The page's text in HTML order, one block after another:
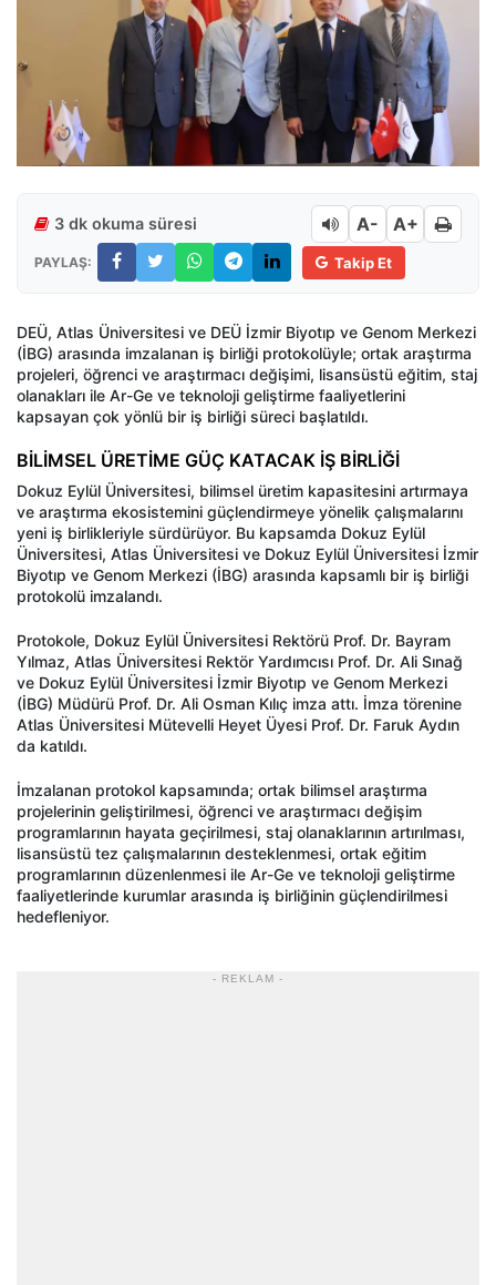
3 dk okuma süresi A- A+
PAYLAŞ: Takip Et
DEÜ, Atlas Üniversitesi ve DEÜ İzmir Biyotıp ve Genom Merkezi
(İBG) arasında imzalanan iş birliği protokolüyle; ortak araştırma
projeleri, öğrenci ve araştırmacı değişimi, lisansüstü eğitim, staj
olanakları ile Ar-Ge ve teknoloji geliştirme faaliyetlerini
kapsayan çok yönlü bir iş birliği süreci başlatıldı.
BİLİMSEL ÜRETİME GÜÇ KATACAK İŞ BİRLİĞİ
Dokuz Eylül Üniversitesi, bilimsel üretim kapasitesini artırmaya
ve araştırma ekosistemini güçlendirmeye yönelik çalışmalarını
yeni iş birlikleriyle sürdürüyor. Bu kapsamda Dokuz Eylül
Üniversitesi, Atlas Üniversitesi ve Dokuz Eylül Üniversitesi İzmir
Biyotıp ve Genom Merkezi (İBG) arasında kapsamlı bir iş birliği
protokolü imzalandı.
Protokole, Dokuz Eylül Üniversitesi Rektörü Prof. Dr. Bayram
Yılmaz, Atlas Üniversitesi Rektör Yardımcısı Prof. Dr. Ali Sınağ
ve Dokuz Eylül Üniversitesi İzmir Biyotıp ve Genom Merkezi
(İBG) Müdürü Prof. Dr. Ali Osman Kılıç imza attı. İmza törenine
Atlas Üniversitesi Mütevelli Heyet Üyesi Prof. Dr. Faruk Aydın
da katıldı.
İmzalanan protokol kapsamında; ortak bilimsel araştırma
projelerinin geliştirilmesi, öğrenci ve araştırmacı değişim
programlarının hayata geçirilmesi, staj olanaklarının artırılması,
lisansüstü tez çalışmalarının desteklenmesi, ortak eğitim
programlarının düzenlenmesi ile Ar-Ge ve teknoloji geliştirme
faaliyetlerinde kurumlar arasında iş birliğinin güçlendirilmesi
hedefleniyor.
- REKLAM -